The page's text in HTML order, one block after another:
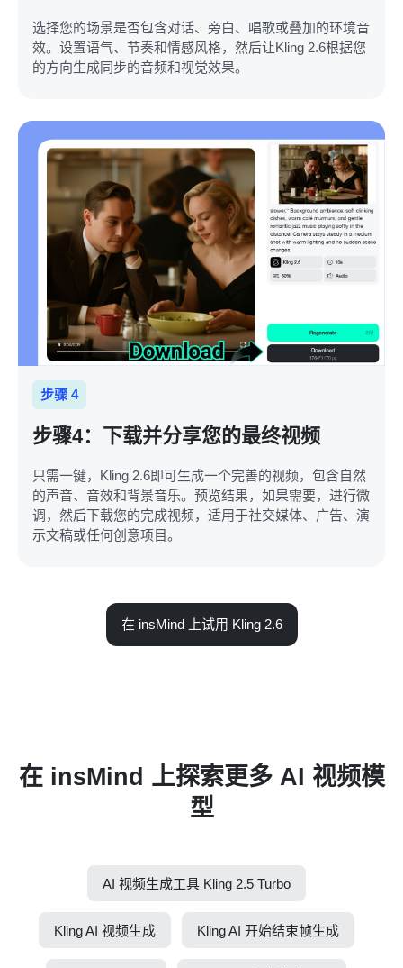
选择您的场景是否包含对话、旁白、唱歌或叠加的环境音
效。设置语气、节奏和情感风格，然后让Kling 2.6根据您
的方向生成同步的音频和视觉效果。
步骤 4
步骤4：下载并分享您的最终视频
只需一键，Kling 2.6即可生成一个完善的视频，包含自然
的声音、音效和背景音乐。预览结果，如果需要，进行微
调，然后下载您的完成视频，适用于社交媒体、广告、演
示文稿或任何创意项目。
在 insMind 上试用 Kling 2.6
在 insMind 上探索更多 AI 视频模
型
AI 视频生成工具 Kling 2.5 Turbo
Kling AI 视频生成 Kling AI 开始结束帧生成